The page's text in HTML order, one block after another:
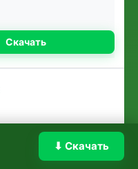
Скачать
⬇ Скачать